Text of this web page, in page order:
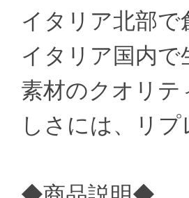
イタリア北部
イタリア国内
素材のクオリ
しさには、リ